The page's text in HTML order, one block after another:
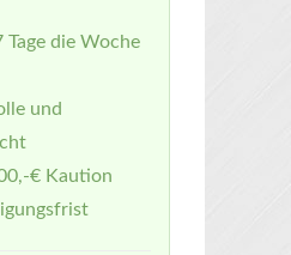
Tage die Woche
und
€ Kaution